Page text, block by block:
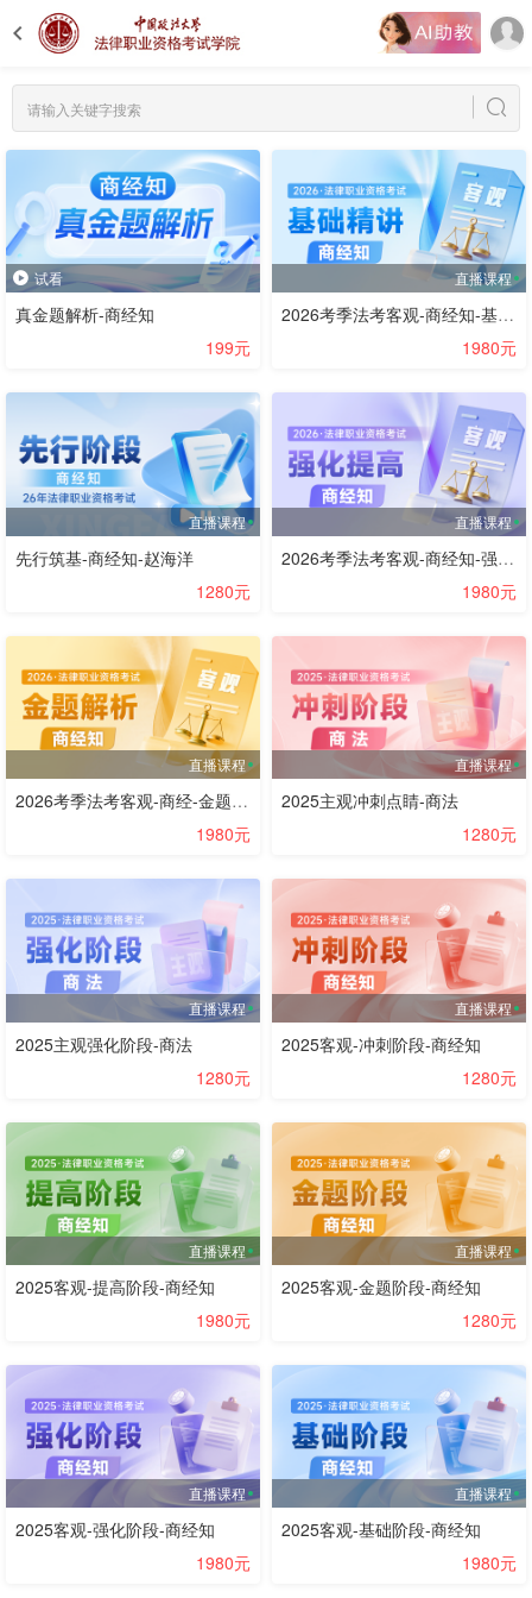
试看
真金题解析-商经知
199元
直播课程
2026考季法考客观-商经知-基础精讲阶段-赵海洋
1980元
直播课程
先行筑基-商经知-赵海洋
1280元
直播课程
2026考季法考客观-商经知-强化提高阶段-李文涛
1980元
直播课程
2026考季法考客观-商经-金题解析阶段-赵海洋
1980元
直播课程
2025主观冲刺点睛-商法
1280元
直播课程
2025主观强化阶段-商法
1280元
直播课程
2025客观-冲刺阶段-商经知
1280元
直播课程
2025客观-提高阶段-商经知
1980元
直播课程
2025客观-金题阶段-商经知
1280元
直播课程
2025客观-强化阶段-商经知
1980元
直播课程
2025客观-基础阶段-商经知
1980元